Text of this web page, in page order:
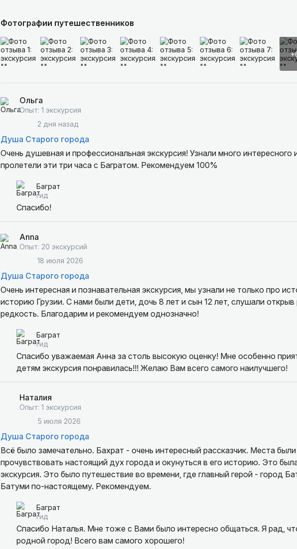
Фотографии путешественников
Ольга
Опыт: 1 экскурсия
2 дня назад
Душа Старого города
Очень душевная и профессиональная экскурсия! Узнали много интересного
пролетели эти три часа с Багратом. Рекомендуем 100%
Баграт
гид
Спасибо!
Anna
Опыт: 20 экскурсий
18 июля 2026
Душа Старого города
Очень интересная и познавательная экскурсия, мы узнали не только про
историю Грузии. С нами были дети, дочь 8 лет и сын 12 лет, слушали
редкость. Благодарим и рекомендуем однозначно!
Баграт
гид
Спасибо уважаемая Анна за столь высокую оценку! Мне особенно
детям экскурсия понравилась!!! Желаю Вам всего самого наилучшего!
Наталия
Опыт: 1 экскурсия
5 июля 2026
Душа Старого города
Всё было замечательно. Бахрат - очень интересный рассказчик. Места
прочувствовать настоящий дух города и окунуться в его историю. Это
экскурсия. Это было путешествие во времени, где главный герой - город
Батуми по-настоящему. Рекомендуем.
Баграт
гид
Спасибо Наталья. Мне тоже с Вами было интересно общаться. Я рад,
родной город! Всего вам самого хорошего!